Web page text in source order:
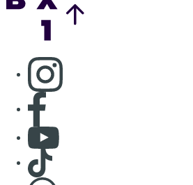
Consulter page Instagram
Consulter page Facebook
Consulter Youtube
Consulter TikTok